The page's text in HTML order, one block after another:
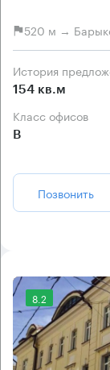
520 м →
История
154 кв.м
Класс офисов
B
Позвонить
8.2